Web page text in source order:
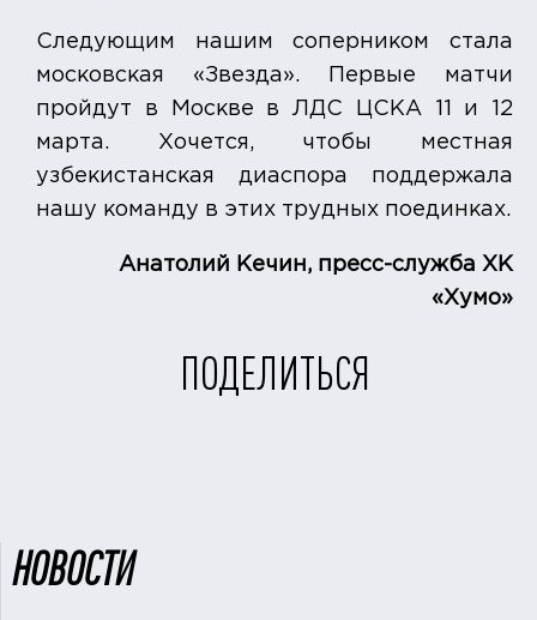
Следующим нашим соперником стала
московская «Звезда». Первые матчи
пройдут в Москве в ЛДС ЦСКА 11 и 12
марта. Хочется, чтобы местная
узбекистанская диаспора поддержала
нашу команду в этих трудных поединках.
Анатолий Кечин, пресс-служба ХК
«Хумо»
ПОДЕЛИТЬСЯ
НОВОСТИ